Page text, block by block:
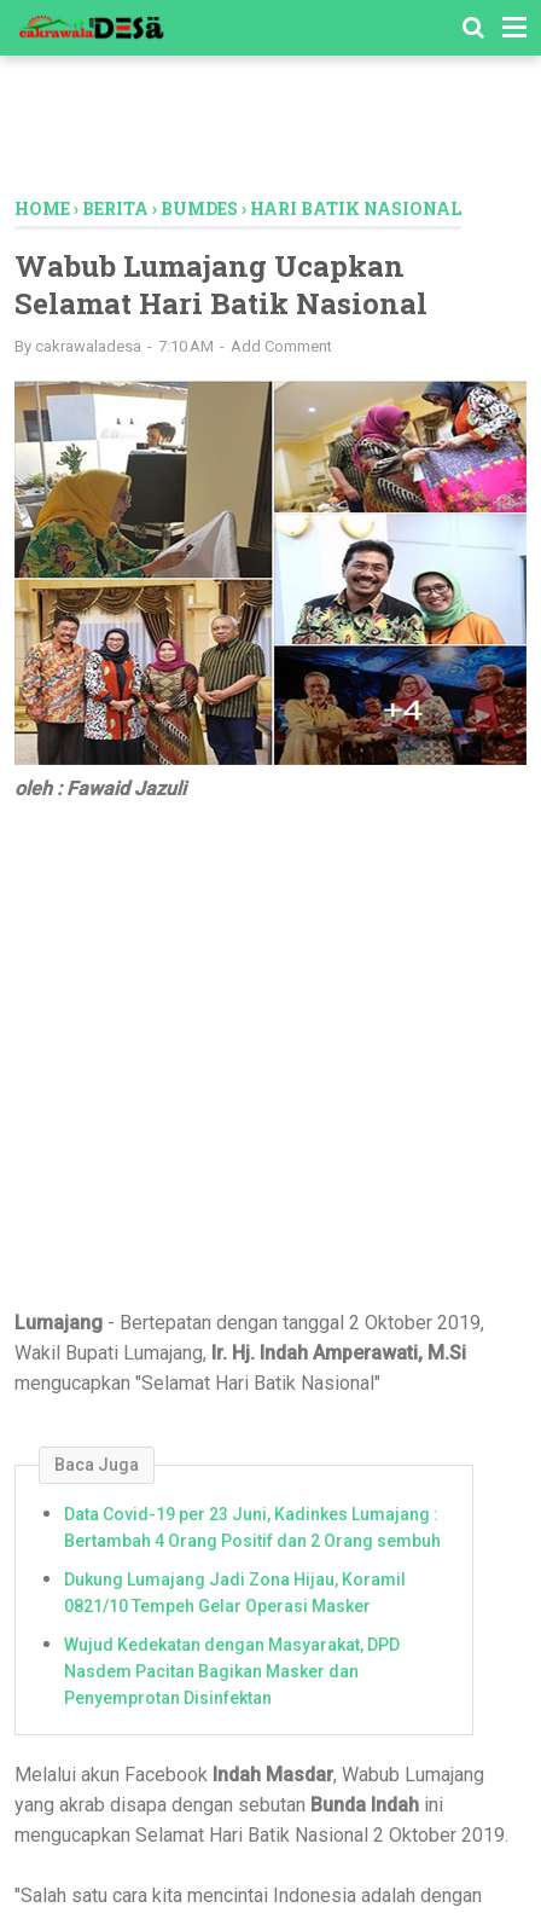
HOME› BERITA › BUMDES › HARI BATIK NASIONAL
Wabub Lumajang Ucapkan
Selamat Hari Batik Nasional
By cakrawaladesa 7:10 AM Add Comment
oleh : Fawaid Jazuli
Lumajang - Bertepatan dengan tanggal 2 Oktober 2019,
Wakil Bupati Lumajang, Ir. Hj. Indah Amperawati, M.Si
mengucapkan "Selamat Hari Batik Nasional"
Baca Juga
Data Covid-19 per 23 Juni, Kadinkes Lumajang :
Bertambah 4 Orang Positif dan 2 Orang sembuh
Dukung Lumajang Jadi Zona Hijau, Koramil
0821/10 Tempeh Gelar Operasi Masker
Wujud Kedekatan dengan Masyarakat, DPD
Nasdem Pacitan Bagikan Masker dan
Penyemprotan Disinfektan
Melalui akun Facebook Indah Masdar, Wabub Lumajang
yang akrab disapa dengan sebutan Bunda Indah ini
mengucapkan Selamat Hari Batik Nasional 2 Oktober 2019.
"Salah satu cara kita mencintai Indonesia adalah dengan